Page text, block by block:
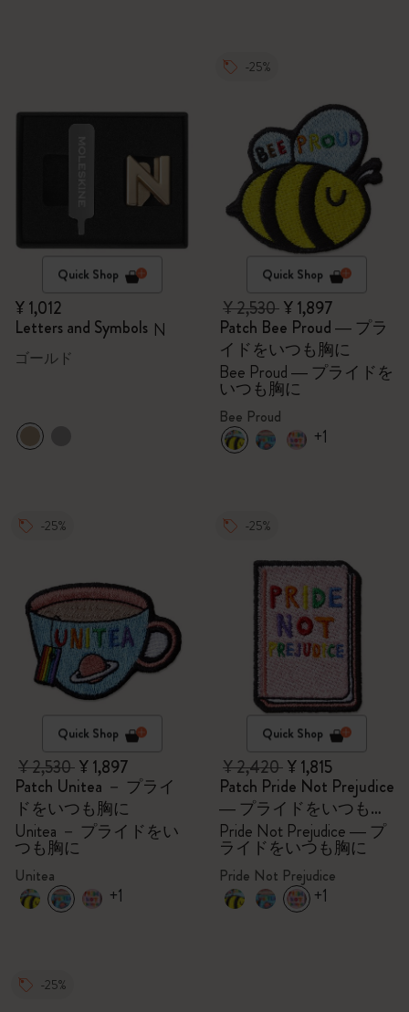
Quick Shop
¥ 1,012
Letters and Symbols N
ゴールド
-25%
Quick Shop
¥ 2,530¥ 1,897
Patch Bee Proud ― プラ
イドをいつも胸に
Bee Proud ― プライドを
いつも胸に
Bee Proud
+1
-25%
Quick Shop
¥ 2,530¥ 1,897
Patch Unitea － プライ
ドをいつも胸に
Unitea － プライドをい
つも胸に
Unitea
+1
-25%
Quick Shop
¥ 2,420¥ 1,815
Patch Pride Not Prejudice
― プライドをいつも胸
に
Pride Not Prejudice ― プ
ライドをいつも胸に
Pride Not Prejudice
+1
-25%